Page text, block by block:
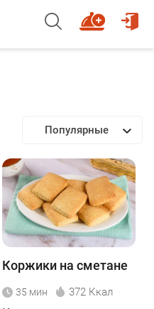
Популярные
Коржики на сметане
35 мин 372 Ккал